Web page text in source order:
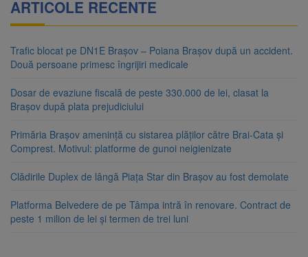
ARTICOLE RECENTE
Trafic blocat pe DN1E Brașov – Poiana Brașov după un accident.
Două persoane primesc îngrijiri medicale
Dosar de evaziune fiscală de peste 330.000 de lei, clasat la
Brașov după plata prejudiciului
Primăria Brașov amenință cu sistarea plăților către Brai-Cata și
Comprest. Motivul: platforme de gunoi neigienizate
Clădirile Duplex de lângă Piața Star din Brașov au fost demolate
Platforma Belvedere de pe Tâmpa intră în renovare. Contract de
peste 1 milion de lei și termen de trei luni